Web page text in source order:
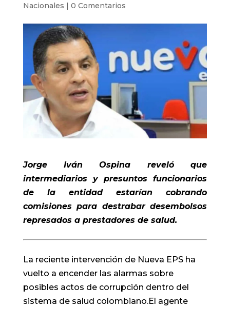
Nacionales | 0 Comentarios
Jorge Iván Ospina reveló que
intermediarios y presuntos funcionarios
de la entidad estarían cobrando
comisiones para destrabar desembolsos
represados a prestadores de salud.
La reciente intervención de Nueva EPS ha
vuelto a encender las alarmas sobre
posibles actos de corrupción dentro del
sistema de salud colombiano.El agente